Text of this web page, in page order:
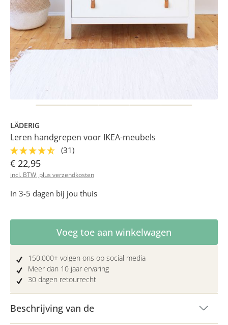
LÄDERIG
Leren handgrepen voor IKEA-meubels
(31)
€ 22,95
incl. BTW, plus verzendkosten
In 3-5 dagen bij jou thuis
Producthoeveelheid: Voer de gewenste
Voeg toe aan winkelwagen
150.000+ volgen ons op social media
Meer dan 10 jaar ervaring
30 dagen retourrecht
Beschrijving van de